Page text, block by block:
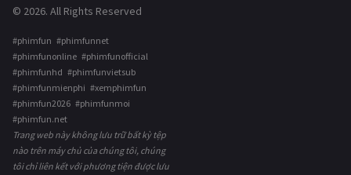
© 2026. All Rights Reserved
#phimfun #phimfunnet
#phimfunonline #phimfunofficial
#phimfunhd #phimfunvietsub
#phimfunmienphi #xemphimfun
#phimfun2026 #phimfunmoi
#phimfun.net
Trang web này không lưu trữ bất kỳ tệp
nào trên máy chủ của chúng tôi, chúng
tôi chỉ liên kết với phương tiện được lưu